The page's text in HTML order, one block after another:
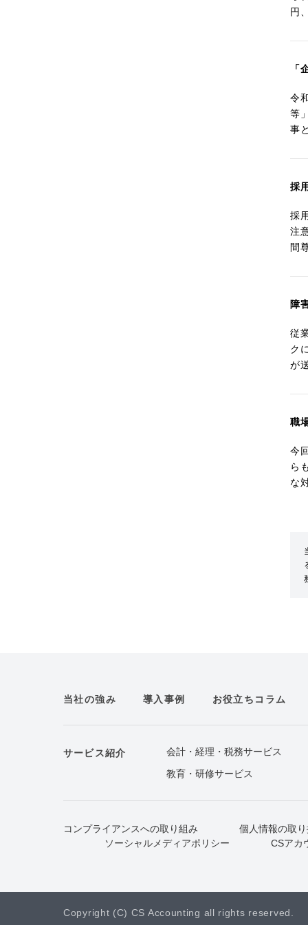
円
「
令
等
事
採
採
注
間
障
従
ク
が
職
今
ら
な
当社の強み 導入事例 お役立ちコラム
サービス紹介 会計・経理・税務サービス
教育・研修サービス
コンプライアンスへの取り組み 個人情報の取
ソーシャルメディアポリシー
CSアカ
Copyright (C) CS Accounting all rights reserved.